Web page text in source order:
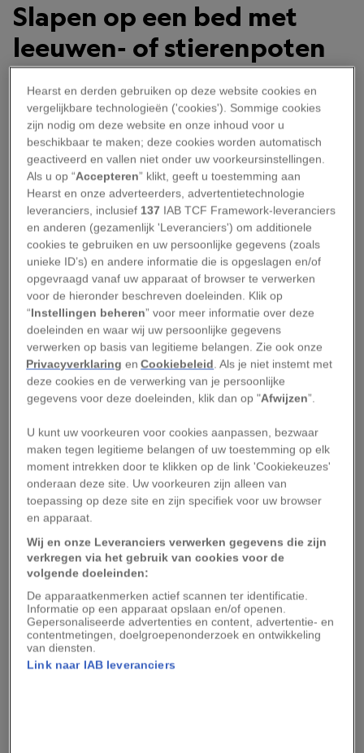
Slapen op een bed met
leeuwen- of stierenpoten
In hetoude Egyptesliepen de meeste mensen
op stromatten. Welgestelde Egyptenaren konden
zich houten bedden (ytjt. tof h‘tj) veroorloven. Ze
bestonden meestal uit een houten frame,
opgevuld met een gewoven net.
Opvallend genoeg lagen de bedden niet helemaal
vlak. Het hoofdeinde stond iets hoger, waardoor
het lichaam licht schuin lag. Waarschijnlijk
sliepen de Egyptenaren op hun zij of in een
foetushouding, met de voeten tegen een houten
voetenbord.
PRINT COLLECTOR // GETTY IMAGES
Een ivoren hoofdsteun ofweresuit de graftombe van Toetanchamon,
omstreeks 1325 v.C.
UNIVERSAL HISTORY ARCHIVE
De god Osiris op zijn bed. Reliëf uit de tempel van Hathor, Dendera.
Sommige bedden waren rijk versierd met poten
in de vorm van leeuwen, koeien of stieren. Deze
Hearst en derden gebruiken op deze website cookies en
vergelijkbare technologieën ('cookies'). Sommige cookies
zijn nodig om deze website en onze inhoud voor u
beschikbaar te maken; deze cookies worden automatisch
geactiveerd en vallen niet onder uw voorkeursinstellingen.
Als u op “Accepteren” klikt, geeft u toestemming aan
Hearst en onze adverteerders, advertentietechnologie
leveranciers, inclusief 137 IAB TCF Framework-leveranciers
en anderen (gezamenlijk 'Leveranciers') om additionele
cookies te gebruiken en uw persoonlijke gegevens (zoals
unieke ID’s) en andere informatie die is opgeslagen en/of
opgevraagd vanaf uw apparaat of browser te verwerken
voor de hieronder beschreven doeleinden. Klik op
“Instellingen beheren” voor meer informatie over deze
doeleinden en waar wij uw persoonlijke gegevens
verwerken op basis van legitieme belangen. Zie ook onze
Privacyverklaring enCookiebeleid. Als je niet instemt met
deze cookies en de verwerking van je persoonlijke
gegevens voor deze doeleinden, klik dan op "Afwijzen”.
U kunt uw voorkeuren voor cookies aanpassen, bezwaar
maken tegen legitieme belangen of uw toestemming op elk
moment intrekken door te klikken op de link 'Cookiekeuzes'
onderaan deze site. Uw voorkeuren zijn alleen van
toepassing op deze site en zijn specifiek voor uw browser
en apparaat.
Wij en onze Leveranciers verwerken gegevens die zijn
verkregen via het gebruik van cookies voor de
volgende doeleinden:
De apparaatkenmerken actief scannen ter identificatie.
Informatie op een apparaat opslaan en/of openen.
Gepersonaliseerde advertenties en content, advertentie- en
contentmetingen, doelgroepenonderzoek en ontwikkeling
van diensten.
Link naar IAB leveranciers